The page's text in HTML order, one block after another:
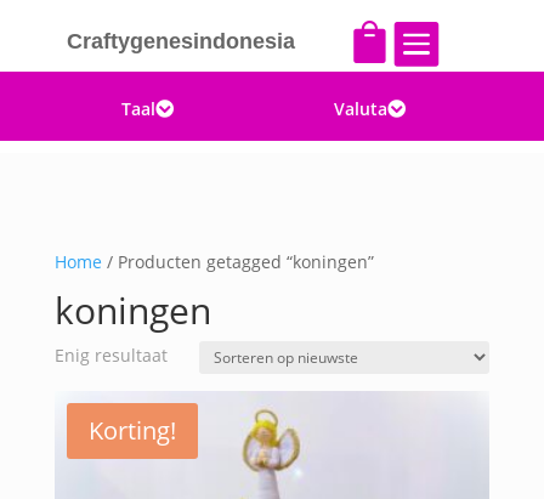
Craftygenesindonesia  
Taal Valuta
Home / Producten getagged “koningen”
koningen
Enig resultaat
Korting!